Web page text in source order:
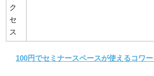
ク
セ
ス
100円でセミナースペースが使えるコワ